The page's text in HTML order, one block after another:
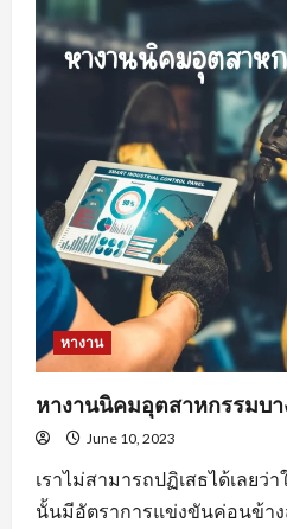
ที่
ของ
พฤติกรรม
คน
หา
พนักงาน
ขาย
สร้าง
ความ
พึง
พอใจ
ให้
แก่
องค์กร
หางาน
หางานนิคมอุตสาหกรรมบา
June 10, 2023
เราไม่สามารถปฏิเสธได้เลยว่
นั้นมีอัตราการแข่งขันค่อนข้าง